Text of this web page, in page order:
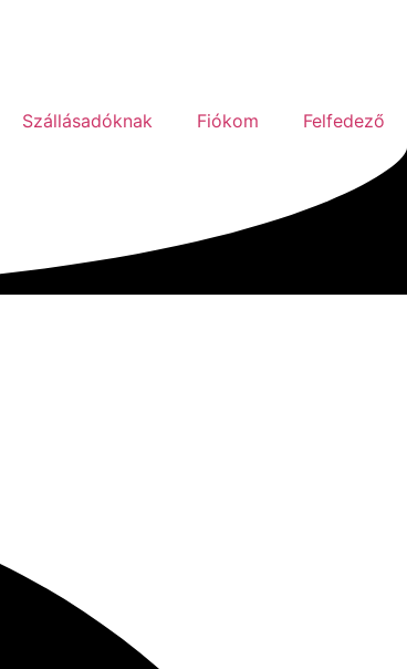
Szállásadóknak Fiókom Felfedező